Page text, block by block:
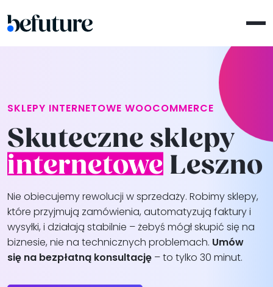
SKLEPY INTERNETOWE WOOCOMMERCE
Skuteczne sklepy
internetowe Leszno
Nie obiecujemy rewolucji w sprzedaży. Robimy sklepy,
które przyjmują zamówienia, automatyzują faktury i
wysyłki, i działają stabilnie – żebyś mógł skupić się na
biznesie, nie na technicznych problemach. Umów
się na bezpłatną konsultację – to tylko 30 minut.